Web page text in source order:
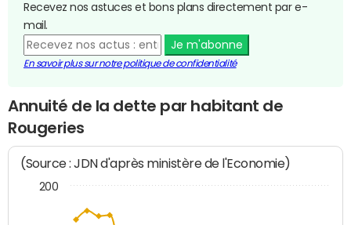
Recevez nos astuces et bons plans directement par e-
mail.
Je m'abonne
En savoir plus sur notre politique de confidentialité
Annuité de la dette par habitant de
Rougeries
(Source : JDN d'après ministère de l'Economie)
200